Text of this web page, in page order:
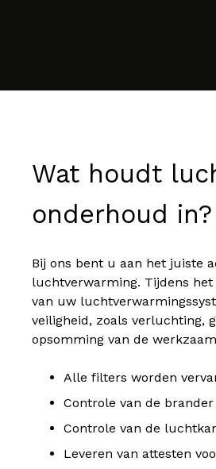
Wat houdt
onderhoud in?
Bij ons bent u aan het juiste
luchtverwarming. Tijdens
van uw
veiligheid, zoals verluchting,
opsomming van de
Alle filters worden
Controle van de brander
Controle van de
Leveren van attesten